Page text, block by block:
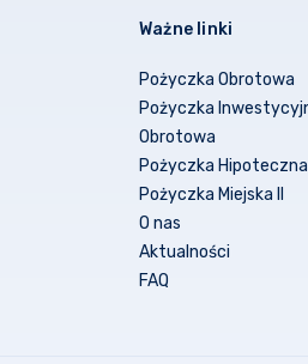
Ważne linki
Pożyczka Obrotowa
Pożyczka
Obrotowa
Pożyczka Hipoteczna
Pożyczka Miejska II
O nas
Aktualności
FAQ